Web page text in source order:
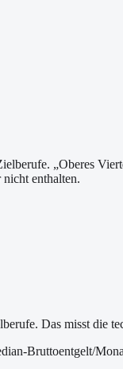
„Oberes
enthalten.
Das misst die
Bruttoentgelt/